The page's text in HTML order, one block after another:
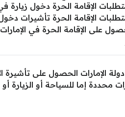
الإقامة الحرة دخول زيارة
الإقامة الحرة تأشيرات
على الإقامة الحرة في الإمارات
الإمارات الحصول على
محددة إما للسياحة أو الزيارة أو